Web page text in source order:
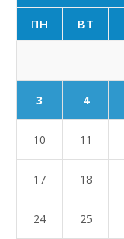
ПН ВТ
3 4
10 11
17 18
24 25